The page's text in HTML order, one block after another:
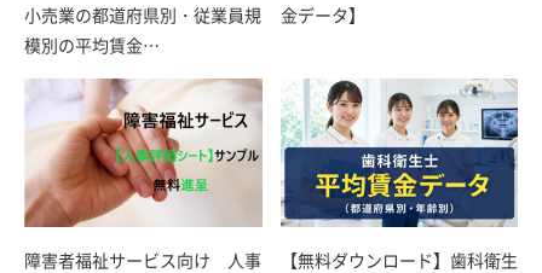
小売業の都道府県別・従業員規
模別の平均賃金…
金データ】
障害者福祉サービス向け 人事
【無料ダウンロード】歯科衛生